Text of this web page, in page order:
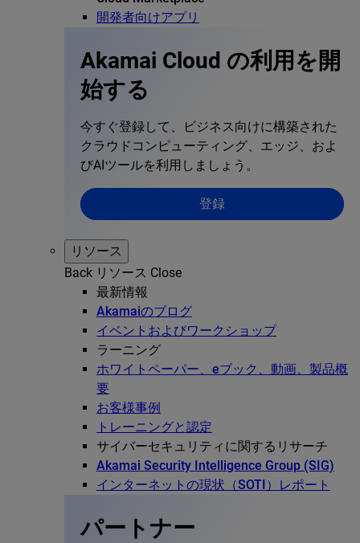
開発者向けアプリ
Akamai Cloud の利用を開
始する
今すぐ登録して、ビジネス向けに構築された
クラウドコンピューティング、エッジ、およ
びAIツールを利用しましょう。
登録
リソース
Back リソース Close
最新情報
Akamaiのブログ
イベントおよびワークショップ
ラーニング
ホワイトペーパー、eブック、動画、製品概
要
お客様事例
トレーニングと認定
サイバーセキュリティに関するリサーチ
Akamai Security Intelligence Group (SIG)
インターネットの現状（SOTI）レポート
パートナー